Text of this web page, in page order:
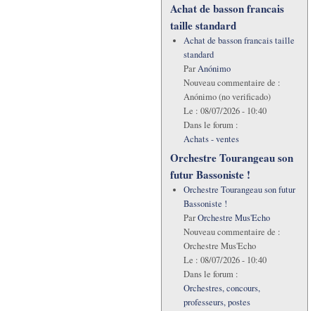
Achat de basson francais
taille standard
Achat de basson francais taille
standard
ParAnónimo
Nouveau commentaire de :
Anónimo (no verificado)
Le : 08/07/2026 - 10:40
Dans le forum :
Achats - ventes
Orchestre Tourangeau son
futur Bassoniste !
Orchestre Tourangeau son futur
Bassoniste !
ParOrchestre Mus'Echo
Nouveau commentaire de :
Orchestre Mus'Echo
Le : 08/07/2026 - 10:40
Dans le forum :
Orchestres, concours,
professeurs, postes